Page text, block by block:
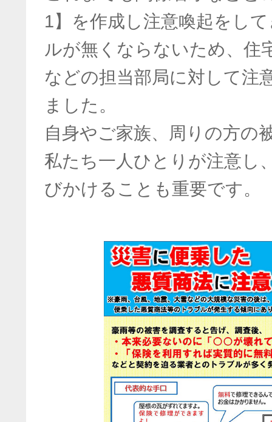
1】を作成し注意喚起をし
ルが無くならないため、住
などの担当部局に対して注
ました。
自身やご家族、周りの方の
私たち一人ひとりが注意し
びかけることも重要です。